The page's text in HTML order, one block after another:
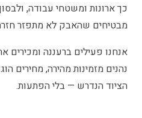
כך ארונות ומשטחי עבודה,
מבטיחים שהאבק לא מתפזר
אנחנו פעילים ברעננה ומכירים
נהנים מזמינות מהירה, מחירים
הציוד הנדרש — בלי הפתעות.